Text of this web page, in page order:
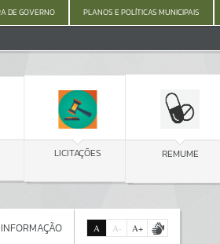
DE GOVERNO PLANOS E POLÍTICAS MUNICIPAIS
LICITAÇÕES REMUME
A A- A+